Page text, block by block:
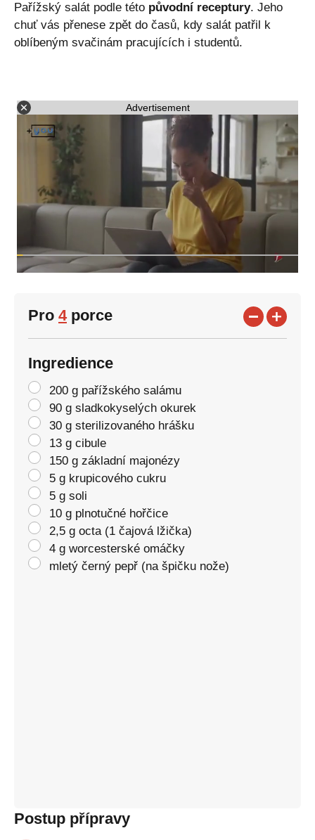
Pařížský salát podle této původní receptury. Jeho
chuť vás přenese zpět do časů, kdy salát patřil k
oblíbeným svačinám pracujících i studentů.
Advertisement
Pro 4porce
Ingredience
200 g pařížského salámu
90 g sladkokyselých okurek
30 g sterilizovaného hrášku
13 g cibule
150 g základní majonézy
5 g krupicového cukru
5 g soli
10 g plnotučné hořčice
2,5 g octa (1 čajová lžička)
4 g worcesterské omáčky
mletý černý pepř (na špičku nože)
Postup přípravy